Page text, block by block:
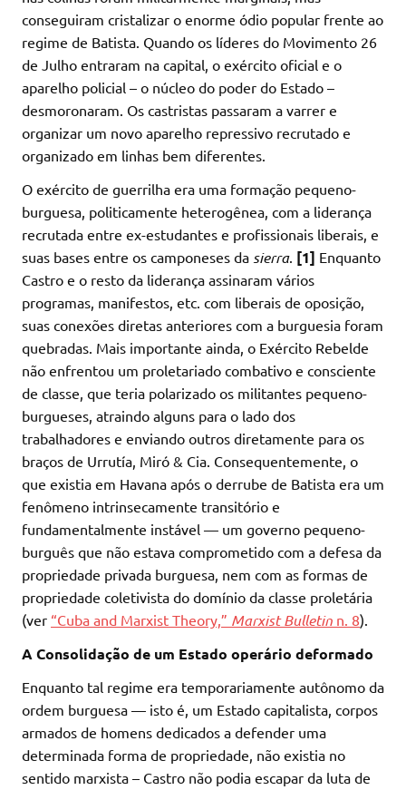
conseguiram cristalizar o enorme ódio popular frente ao
regime de Batista. Quando os líderes do Movimento 26
de Julho entraram na capital, o exército oficial e o
aparelho policial – o núcleo do poder do Estado –
desmoronaram. Os castristas passaram a varrer e
organizar um novo aparelho repressivo recrutado e
organizado em linhas bem diferentes.
O exército de guerrilha era uma formação pequeno-
burguesa, politicamente heterogênea, com a liderança
recrutada entre ex-estudantes e profissionais liberais, e
suas bases entre os camponeses da sierra. [1] Enquanto
Castro e o resto da liderança assinaram vários
programas, manifestos, etc. com liberais de oposição,
suas conexões diretas anteriores com a burguesia foram
quebradas. Mais importante ainda, o Exército Rebelde
não enfrentou um proletariado combativo e consciente
de classe, que teria polarizado os militantes pequeno-
burgueses, atraindo alguns para o lado dos
trabalhadores e enviando outros diretamente para os
braços de Urrutía, Miró & Cia. Consequentemente, o
que existia em Havana após o derrube de Batista era um
fenômeno intrinsecamente transitório e
fundamentalmente instável — um governo pequeno-
burguês que não estava comprometido com a defesa da
propriedade privada burguesa, nem com as formas de
propriedade coletivista do domínio da classe proletária
(ver “Cuba and Marxist Theory,” Marxist Bulletin n. 8).
A Consolidação de um Estado operário deformado
Enquanto tal regime era temporariamente autônomo da
ordem burguesa — isto é, um Estado capitalista, corpos
armados de homens dedicados a defender uma
determinada forma de propriedade, não existia no
sentido marxista – Castro não podia escapar da luta de